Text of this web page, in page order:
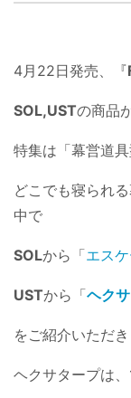
4月22日発売、『
SOL,USTの商品
特集は「幕営道具
どこでも寝られ
中で
SOLから「エス
USTから「ヘク
をご紹介いただ
ヘクサタープは